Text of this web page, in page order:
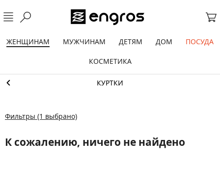
ЖЕНЩИНАМ МУЖЧИНАМ ДЕТЯМ ДОМ ПОСУДА
КОСМЕТИКА
КУРТКИ
Фильтры (1 выбрано)
К сожалению, ничего не найдено